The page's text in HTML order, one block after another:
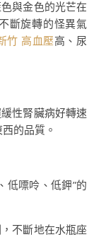
與金色的光芒在
斷旋轉的怪異氣
竹 高血壓高、尿
性腎臟病好轉速
的品質。
低嘌呤、低鉀”的
不斷地在水瓶座